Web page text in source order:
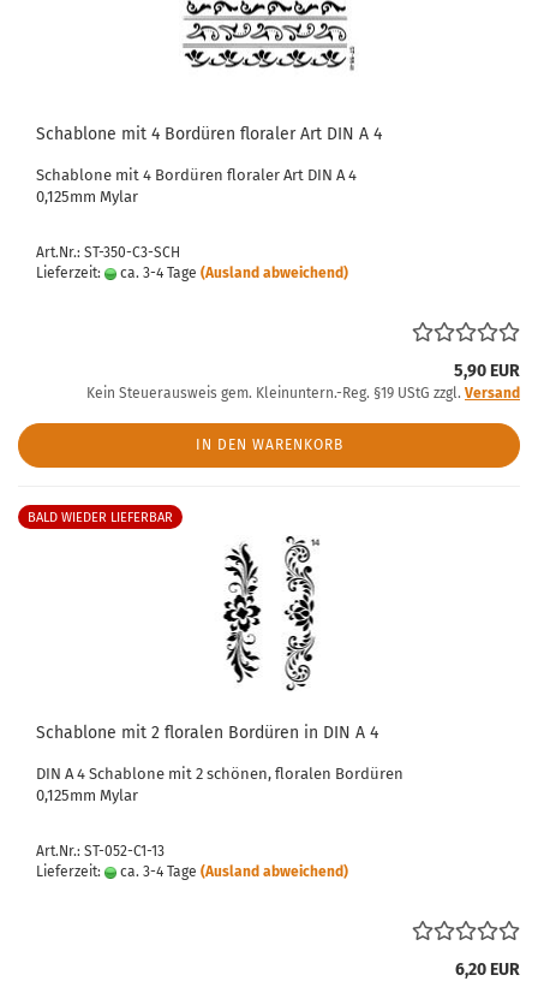
Schablone mit 4 Bordüren floraler Art DIN A 4
Schablone mit 4 Bordüren floraler Art DIN A 4
0,125mm Mylar
Art.Nr.: ST-350-C3-SCH
Lieferzeit:
ca. 3-4 Tage (Ausland abweichend)
5,90 EUR
Kein Steuerausweis gem. Kleinuntern.-Reg. §19 UStG zzgl. Versand
IN DEN WARENKORB
BALD WIEDER LIEFERBAR
Schablone mit 2 floralen Bordüren in DIN A 4
DIN A 4 Schablone mit 2 schönen, floralen Bordüren
0,125mm Mylar
Art.Nr.: ST-052-C1-13
Lieferzeit:
ca. 3-4 Tage (Ausland abweichend)
6,20 EUR